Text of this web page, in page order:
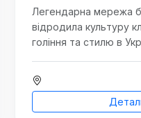
Легендарна мережа
відродила культуру
гоління та стилю в